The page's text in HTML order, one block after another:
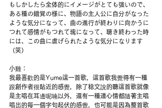
もしかしたら全体的にイメージがとても強いので、
ある種の錯覚の様に、物語の主人公に自分がなった
ような気分になって、曲の進行が終わりに向かうに
つれて感情がもつれて塊になって、聴き終わった時
には、この曲に虐げられたような気分になります
（笑）
小雞：
我最喜歡的是Yume這一首歌，這首歌我覺得有一種
跟創作者很貼近的感覺，除了稔文說的聽這首歌就像
是主唱在耳邊呢喃以外，還有一種連心情都隨著主唱
唱出的每一個字句起伏的感覺，也可能是因為整首歌